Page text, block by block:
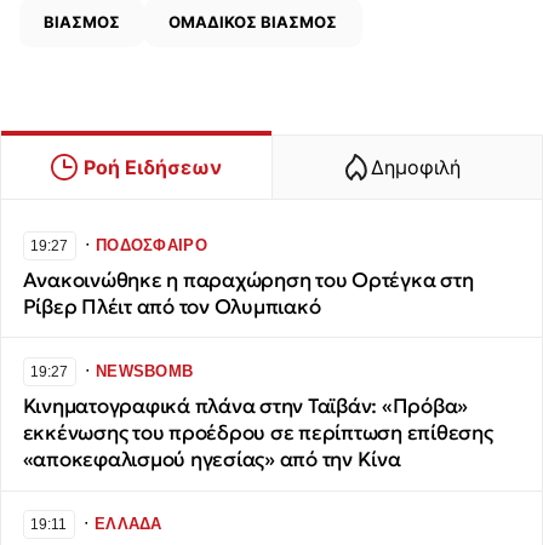
ΒΙΑΣΜΟΣ ΟΜΑΔΙΚΟΣ ΒΙΑΣΜΟΣ
Ροή Ειδήσεων Δημοφιλή
19:27 ∙ΠΟΔΟΣΦΑΙΡΟ
Ανακοινώθηκε η παραχώρηση του Ορτέγκα στη
Ρίβερ Πλέιτ από τον Ολυμπιακό
19:27 ∙NEWSBOMB
Κινηματογραφικά πλάνα στην Ταϊβάν: «Πρόβα»
εκκένωσης του προέδρου σε περίπτωση επίθεσης
«αποκεφαλισμού ηγεσίας» από την Κίνα
19:11 ∙ΕΛΛΑΔΑ